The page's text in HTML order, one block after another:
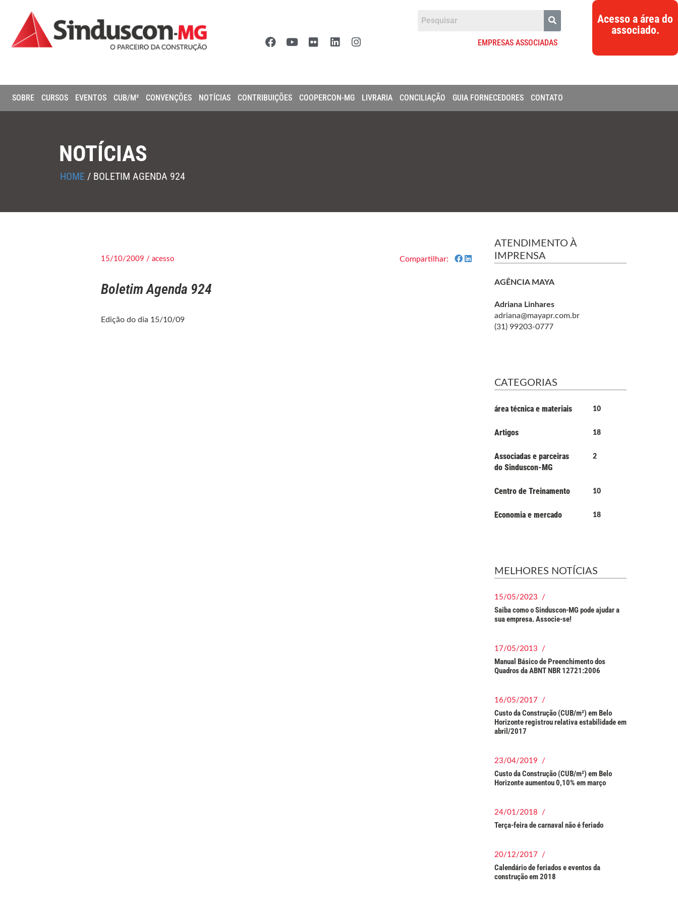
EMPRESAS ASSOCIADAS
Acesso a área do
associado.
SOBRE CURSOS EVENTOS CUB/M² CONVENÇÕES NOTÍCIAS CONTRIBUIÇÕES COOPERCON-MG LIVRARIA CONCILIAÇÃO GUIA FORNECEDORES CONTATO
NOTÍCIAS
HOME / BOLETIM AGENDA 924
15/10/2009 / acesso Compartilhar:
Boletim Agenda 924
Edição do dia 15/10/09
ATENDIMENTO À
IMPRENSA
AGÊNCIA MAYA
Adriana Linhares
adriana@mayapr.com.br
(31) 99203-0777
CATEGORIAS
área técnica e materiais 10
Artigos 18
Associadas e parceiras
do Sinduscon-MG
2
Centro de Treinamento 10
Economia e mercado 18
MELHORES NOTÍCIAS
15/05/2023 /
Saiba como o Sinduscon-MG pode ajudar a
sua empresa. Associe-se!
17/05/2013 /
Manual Básico de Preenchimento dos
Quadros da ABNT NBR 12721:2006
16/05/2017 /
Custo da Construção (CUB/m²) em Belo
Horizonte registrou relativa estabilidade em
abril/2017
23/04/2019 /
Custo da Construção (CUB/m²) em Belo
Horizonte aumentou 0,10% em março
24/01/2018 /
Terça-feira de carnaval não é feriado
20/12/2017 /
Calendário de feriados e eventos da
construção em 2018